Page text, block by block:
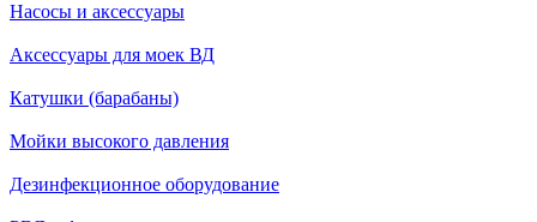
Насосы и аксессуары
Аксессуары для моек ВД
Катушки (барабаны)
Мойки высокого давления
Дезинфекционное оборудование